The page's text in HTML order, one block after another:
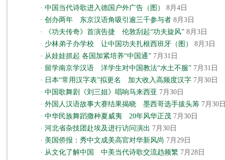
· 中国当代诗歌进入德国户外广告（图）
8月4日
· 创办两年 东京汉语角吸引逾三千参与者 8月3日
·
《功夫传奇》首演告捷 伦敦刮起“功夫旋风” 8月3日
· 少林弟子办学校 让中国功夫扎根西班牙（图）
8月3日
· 从娃娃抓起 各国加紧培养“中国通” 7月31日
· 留学南京学汉语 洋学生对中国教法“水土不服” 7月31日
· 日本“常用汉字表”拟更名 加大收入高频度汉字 7月30日
· 中国歌舞剧《刘三姐》唱响马来西亚 7月30日
· 外国人汉语故事大赛结果揭晓 墨西哥选手拔头筹 7月30
· 中华民族舞蹈撒种夏威夷 20年风华正茂 7月30日
· 河北省杂技团赴埃及进行访问演出 7月30日
· 美国侨报：秀中文成美高官对华新风尚 7月29日
· 从文化了解中国 中美当代诗歌交流趋频繁 7月28日